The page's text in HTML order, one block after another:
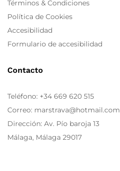
Términos & Condiciones
Política de Cookies
Accesibilidad
Formulario de accesibilidad
Contacto
Teléfono: +34 669 620 515
Correo: marstrava@hotmail.com
Dirección: Av. Pío baroja 13
Málaga, Málaga 29017